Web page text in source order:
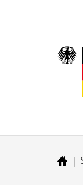
(Eingabetaste)
(Eingabetaste)
(Eingabetaste)
und